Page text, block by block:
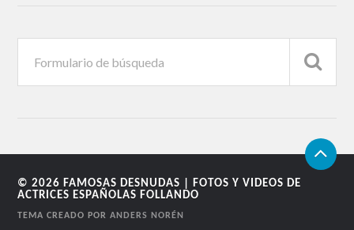
© 2026 FAMOSAS DESNUDAS | FOTOS Y VIDEOS DE
ACTRICES ESPAÑOLAS FOLLANDO
TEMA CREADO PORANDERS NORÉN